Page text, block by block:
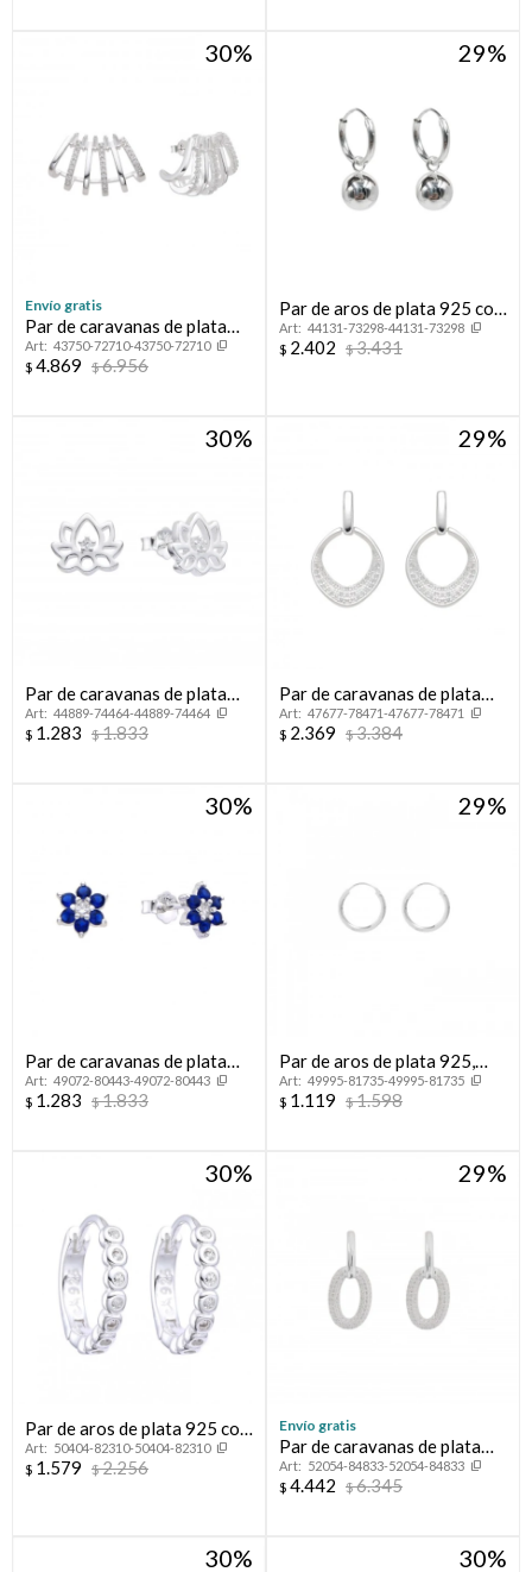
30
Envío gratis
Par de caravanas de plata
925 con circonias.
43750-72710-43750-72710
$ 4.869 $6.956
29
Par de aros de plata 925 con
cuenta pasante.
44131-73298-44131-73298
$ 2.402 $3.431
30
Par de caravanas de plata
925 y circonia, FLOR DE
LOTO.
44889-74464-44889-74464
$ 1.283 $1.833
29
Par de caravanas de plata
925 con circonias.
47677-78471-47677-78471
$ 2.369 $3.384
30
Par de caravanas de plata
925 con circonias, FLOR.
49072-80443-49072-80443
$ 1.283 $1.833
29
Par de aros de plata 925,
PORTEÑOS.
49995-81735-49995-81735
$ 1.119 $1.598
30
Par de aros de plata 925 con
circonias.
50404-82310-50404-82310
$ 1.579 $2.256
29
Envío gratis
Par de caravanas de plata
925 con circonias.
52054-84833-52054-84833
$ 4.442 $6.345
30 30